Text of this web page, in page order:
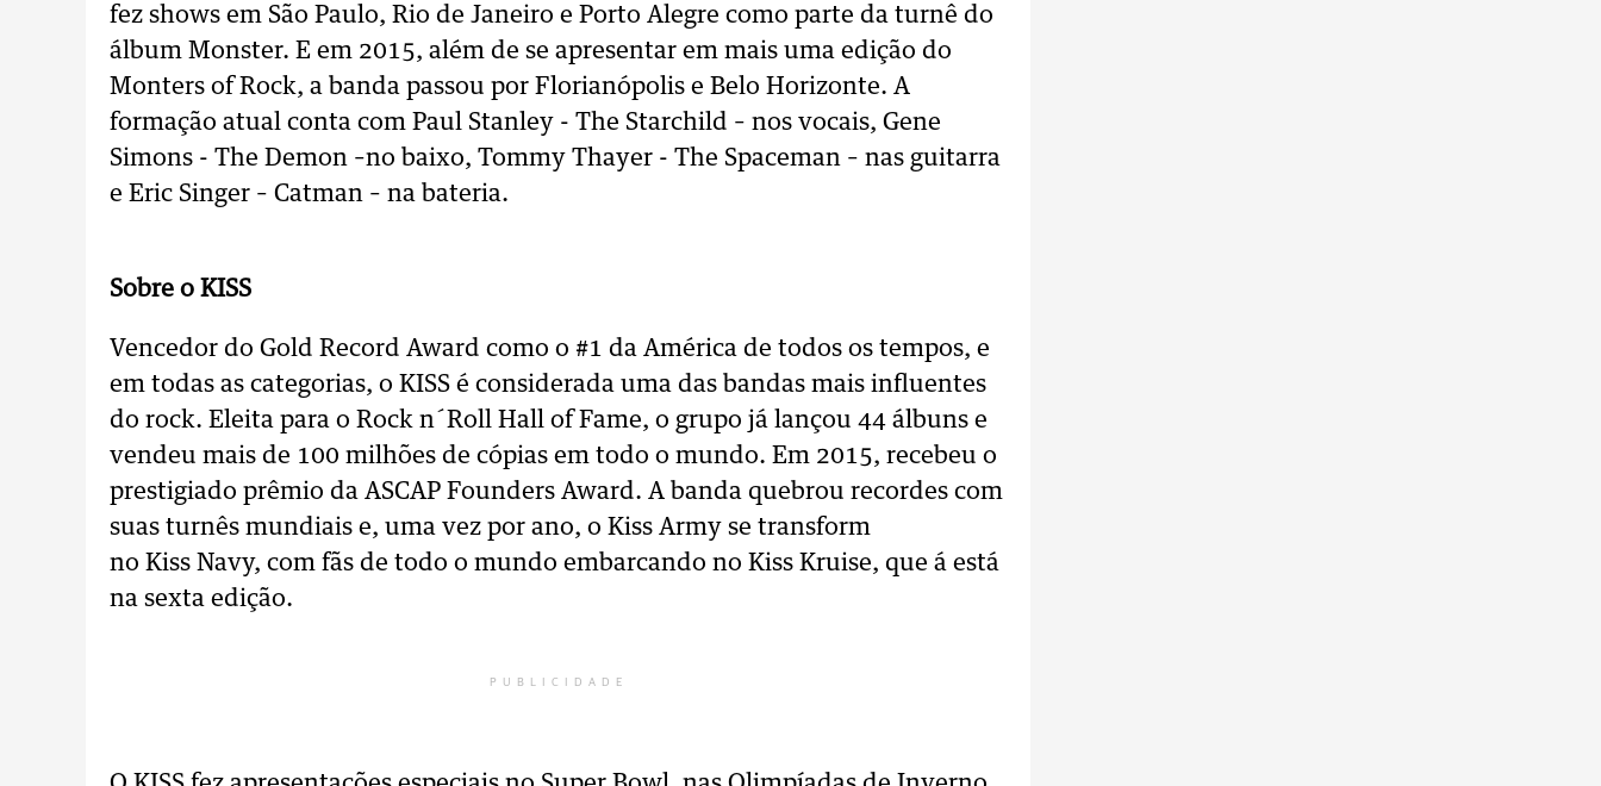
fez shows em São Paulo, Rio de Janeiro e Porto Alegre como parte da turnê do
álbum Monster. E em 2015, além de se apresentar em mais uma edição do
Monters of Rock, a banda passou por Florianópolis e Belo Horizonte. A
formação atual conta com Paul Stanley - The Starchild – nos vocais, Gene
Simons - The Demon –no baixo, Tommy Thayer - The Spaceman – nas guitarra
e Eric Singer – Catman – na bateria.
Sobre o KISS
Vencedor do Gold Record Award como o #1 da América de todos os tempos, e
em todas as categorias, o KISS é considerada uma das bandas mais influentes
do rock. Eleita para o Rock n´Roll Hall of Fame, o grupo já lançou 44 álbuns e
vendeu mais de 100 milhões de cópias em todo o mundo. Em 2015, recebeu o
prestigiado prêmio da ASCAP Founders Award. A banda quebrou recordes com
suas turnês mundiais e, uma vez por ano, o Kiss Army se transform
no Kiss Navy, com fãs de todo o mundo embarcando no Kiss Kruise, que á está
na sexta edição.
PUBLICIDADE